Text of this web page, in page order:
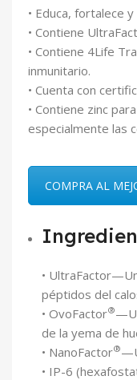
• Educa, fortalece
• Contiene
• Contiene 4Life
inmunitario.
• Cuenta con
• Contiene zinc
especialmente las
COMPRA AL
•
péptidos del
• OvoFactor®
de la yema de
• NanoFactor®
• IP-6